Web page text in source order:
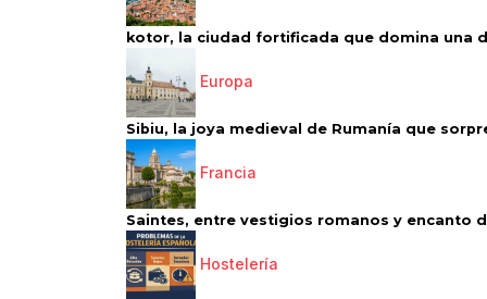
kotor, la ciudad fortificada que domina una
Europa
Sibiu, la joya medieval de Rumanía que
Francia
Saintes, entre vestigios romanos y encanto
Hostelería